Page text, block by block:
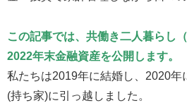
この記事では、共働き二人暮らし
2022年末金融資産を公開します。
私たちは2019年に結婚し、2020年
(持ち家)に引っ越しました。